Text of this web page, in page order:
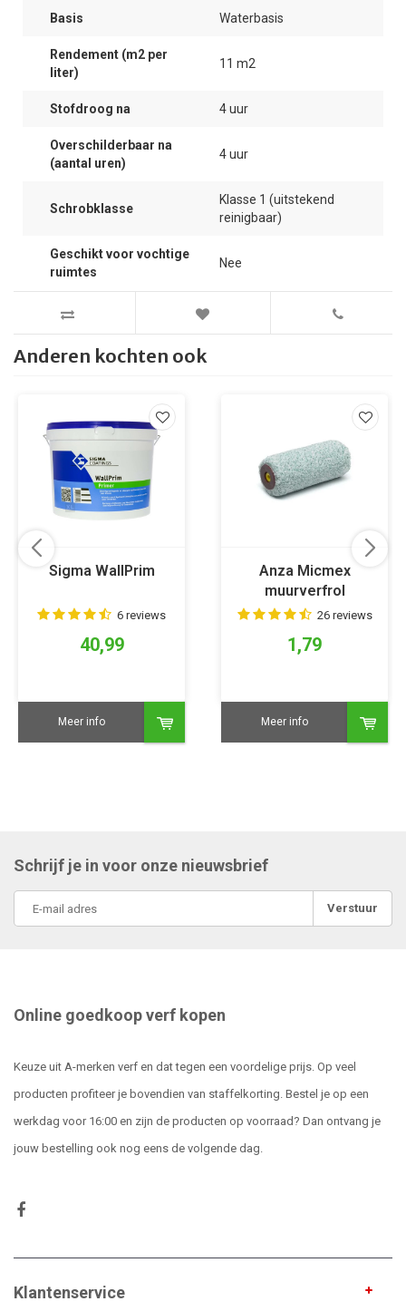
Basis Waterbasis
Rendement (m2 per
liter)
11 m2
Stofdroog na 4 uur
Overschilderbaar na
(aantal uren)
4 uur
Schrobklasse
Klasse 1 (uitstekend
reinigbaar)
Geschikt voor vochtige
ruimtes
Nee
Anderen kochten ook
Sigma WallPrim
6 reviews
40,99
Meer info
Anza Micmex
muurverfrol
26 reviews
1,79
Meer info
Schrijf je in voor onze nieuwsbrief
Verstuur
Online goedkoop verf kopen
Keuze uit A-merken verf en dat tegen een voordelige prijs. Op veel
producten profiteer je bovendien van staffelkorting. Bestel je op een
werkdag voor 16:00 en zijn de producten op voorraad? Dan ontvang je
jouw bestelling ook nog eens de volgende dag.
Klantenservice